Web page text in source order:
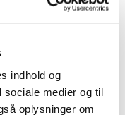
indhold og
sociale medier og til
oplysninger om